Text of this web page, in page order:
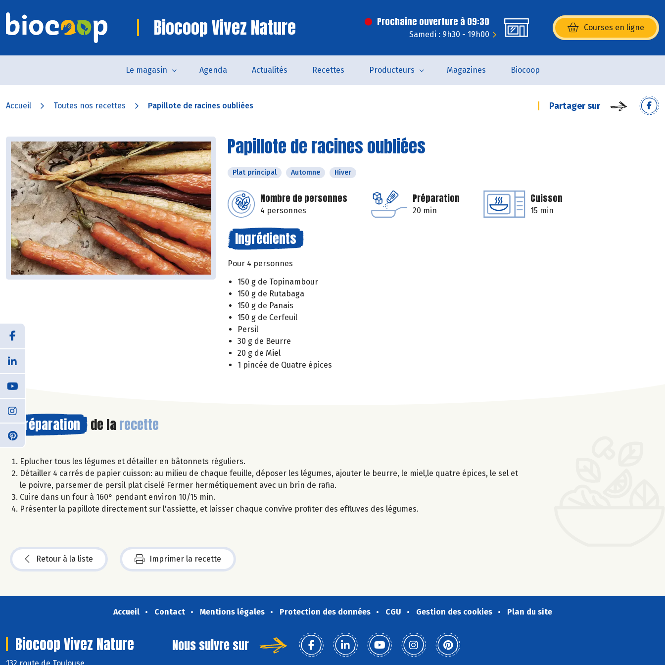
Biocoop Vivez Nature Prochaine ouverture à 09:30
Samedi : 9h30 - 19h00
Courses en ligne
(s’ouvre dans une nouvelle
Le magasin Agenda Actualités Recettes Producteurs Magazines Biocoop
Accueil Toutes nos recettes Papillote de racines oubliées Partager sur
Papillote de racines oubliées
Plat principal Automne Hiver
Nombre de personnes
4 personnes
Préparation
20 min
Cuisson
15 min
Ingrédients
Pour 4 personnes
150 g de Topinambour
150 g de Rutabaga
150 g de Panais
150 g de Cerfeuil
Persil
30 g de Beurre
20 g de Miel
1 pincée de Quatre épices
Préparation de la recette
Eplucher tous les légumes et détailler en bâtonnets réguliers.
Détailler 4 carrés de papier cuisson: au milieu de chaque feuille, déposer les légumes, ajouter le beurre, le miel,le quatre épices, le sel et
le poivre, parsemer de persil plat ciselé Fermer hermétiquement avec un brin de rafia.
Cuire dans un four à 160° pendant environ 10/15 min.
Présenter la papillote directement sur l'assiette, et laisser chaque convive profiter des effluves des légumes.
Retour à la liste Imprimer la recette
Accueil Contact Mentions légales Protection des données CGU Gestion des cookies Plan du site
Biocoop Vivez Nature
132 route de Toulouse
Nous suivre sur